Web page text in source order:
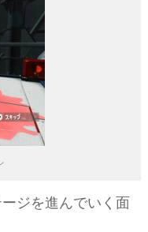
ジを進んでいく面